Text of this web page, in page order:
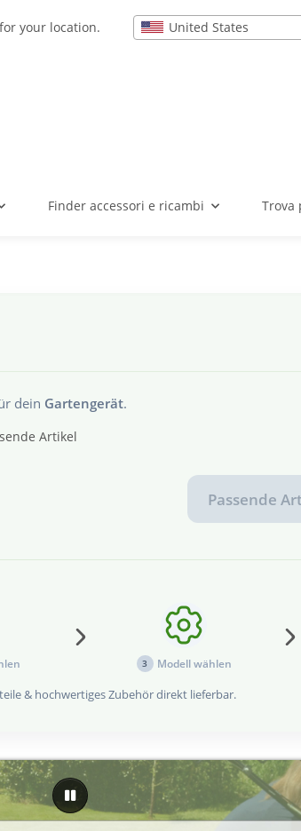
your location. United States
Finder accessori e ricambi Trova
dein Gartengerät.
Artikel
Passende
3 Modell wählen
& hochwertiges Zubehör direkt lieferbar.